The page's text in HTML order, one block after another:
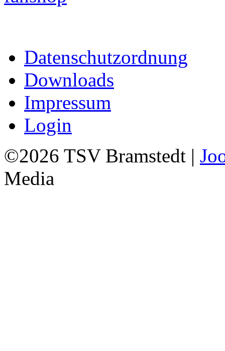
Datenschutzordnung
Downloads
Impressum
Login
©2026 TSV Bramstedt |
Media